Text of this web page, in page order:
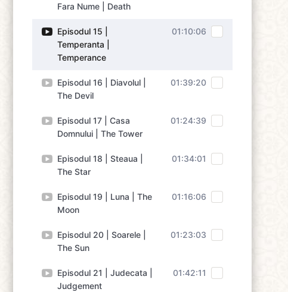
Fara Nume | Death
Episodul 15 |
Temperanta |
Temperance
01:10:06
Episodul 16 | Diavolul |
The Devil
01:39:20
Episodul 17 | Casa
Domnului | The Tower
01:24:39
Episodul 18 | Steaua |
The Star
01:34:01
Episodul 19 | Luna | The
Moon
01:16:06
Episodul 20 | Soarele |
The Sun
01:23:03
Episodul 21 | Judecata |
Judgement
01:42:11